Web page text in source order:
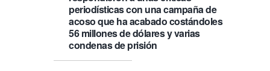
periodísticas con una campaña de
acoso que ha acabado costándoles
56 millones de dólares y varias
condenas de prisión